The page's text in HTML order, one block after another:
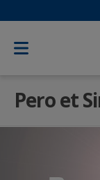
Pero et